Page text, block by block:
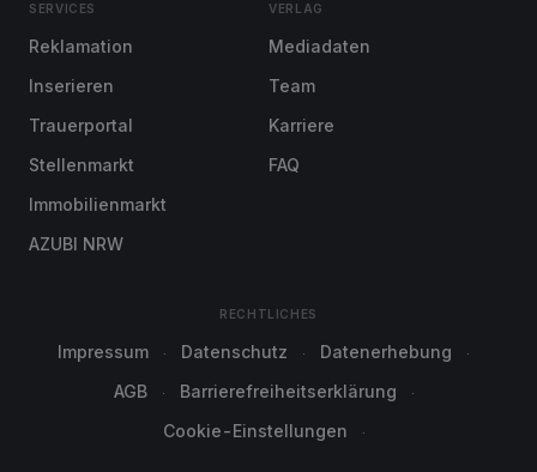
SERVICES
Reklamation
Inserieren
Trauerportal
Stellenmarkt
Immobilienmarkt
AZUBI NRW
VERLAG
Mediadaten
Team
Karriere
FAQ
RECHTLICHES
Impressum Datenschutz
Datenerhebung
AGB
Barrierefreiheitserklärung
Cookie-Einstellungen